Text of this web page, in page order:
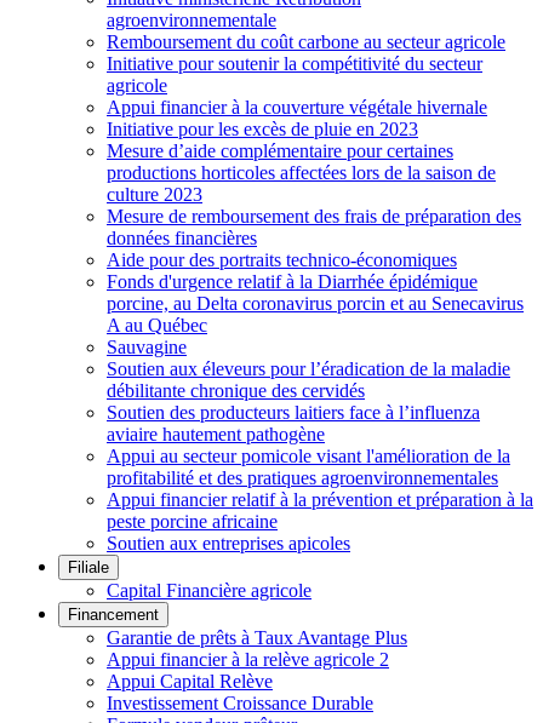
agroenvironnementale
Remboursement du coût carbone au secteur agricole
Initiative pour soutenir la compétitivité du secteur
agricole
Appui financier à la couverture végétale hivernale
Initiative pour les excès de pluie en 2023
Mesure d’aide complémentaire pour certaines
productions horticoles affectées lors de la saison de
culture 2023
Mesure de remboursement des frais de préparation des
données financières
Aide pour des portraits technico-économiques
Fonds d'urgence relatif à la Diarrhée épidémique
porcine, au Delta coronavirus porcin et au Senecavirus
A au Québec
Sauvagine
Soutien aux éleveurs pour l’éradication de la maladie
débilitante chronique des cervidés
Soutien des producteurs laitiers face à l’influenza
aviaire hautement pathogène
Appui au secteur pomicole visant l'amélioration de la
profitabilité et des pratiques agroenvironnementales
Appui financier relatif à la prévention et préparation à la
peste porcine africaine
Soutien aux entreprises apicoles
Filiale
Capital Financière agricole
Financement
Garantie de prêts à Taux Avantage Plus
Appui financier à la relève agricole 2
Appui Capital Relève
Investissement Croissance Durable